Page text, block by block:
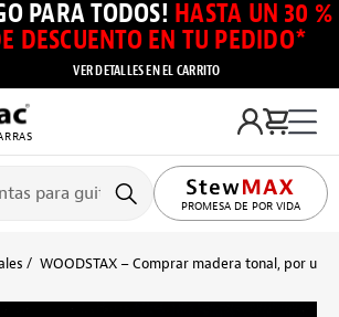
PARA TODOS! HASTA UN 30 %
DESCUENTO EN TU PEDIDO*
VER DETALLES EN EL CARRITO
PROMESA DE POR VIDA
WOODSTAX – Comprar madera tonal, por